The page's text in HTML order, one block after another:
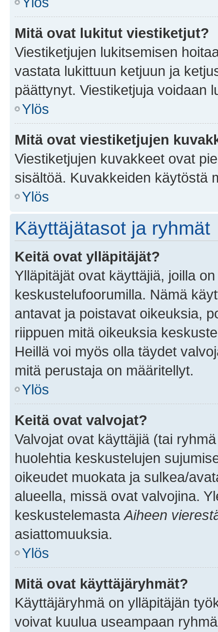
Mitä ovat lukitut viestiketjut?
Viestiketjujen lukitsemisen
vastata lukittuun ketjuun ja
päättynyt. Viestiketjuja voidaan
Ylös
Mitä ovat viestiketjujen
Viestiketjujen kuvakkeet ovat
sisältöä. Kuvakkeiden käytöstä
Ylös
Käyttäjätasot ja ryhmät
Keitä ovat ylläpitäjät?
Ylläpitäjät ovat käyttäjiä, joilla
keskustelufoorumilla. Nämä
antavat ja poistavat oikeuksia,
riippuen mitä oikeuksia
Heillä voi myös olla täydet
mitä perustaja on määritellyt.
Ylös
Keitä ovat valvojat?
Valvojat ovat käyttäjiä (tai
huolehtia keskustelujen
oikeudet muokata ja sulkea/
alueella, missä ovat valvojina.
keskustelemasta Aiheen
asiattomuuksia.
Ylös
Mitä ovat käyttäjäryhmät?
Käyttäjäryhmä on ylläpitäjän
voivat kuulua useampaan